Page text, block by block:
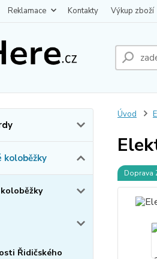
Reklamace Kontakty Výkup zboží
koloběžky
Řidičského
Úvod
Doprava